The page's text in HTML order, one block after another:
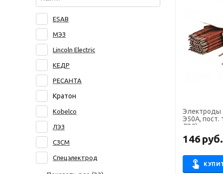
Электроды
Э50А, пост.
ЛЭЗ)
146руб.
ESAB
МЭЗ
Lincoln Electric
КЕДР
РЕСАНТА
Кратон
Kobelco
ЛЭЗ
СЗСМ
Спецэлектрод